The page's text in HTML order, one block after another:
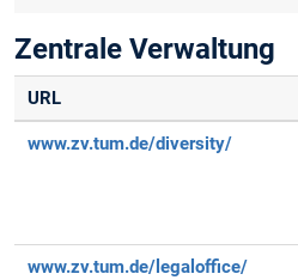
Zentrale Verwaltung
URL
www.zv.tum.de/diversity/
www.zv.tum.de/legaloffice/